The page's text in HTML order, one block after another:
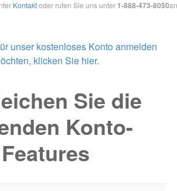
Kontaktoder rufen Sie uns unter 1-888-473-8050
unser kostenloses Konto anmelden
klicken Sie hier.
Sie die
Konto-
Features